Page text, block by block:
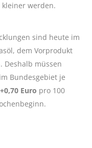
werden.
sind heute im
dem Vorprodukt
Deshalb müssen
Bundesgebiet je
Euro pro 100